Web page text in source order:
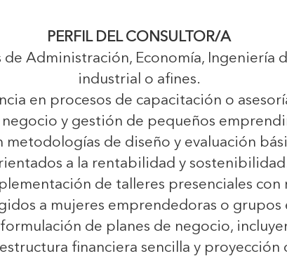
PERFIL DEL CONSULTOR/A
de Administración, Economía, Ingeniería
industrial o afines.
en procesos de capacitación o
negocio y gestión de pequeños
de diseño y evaluación
a la rentabilidad y
de talleres presenciales
a mujeres emprendedoras o grupos
de planes de negocio,
financiera sencilla y